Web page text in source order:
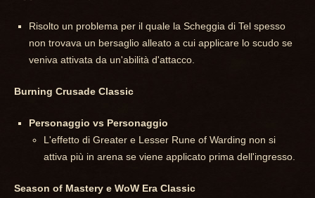
Risolto un problema per il quale la Scheggia di Tel spesso
non trovava un bersaglio alleato a cui applicare lo scudo se
veniva attivata da un'abilità d'attacco.
Burning Crusade Classic
Personaggio vs Personaggio
L'effetto di Greater e Lesser Rune of Warding non si
attiva più in arena se viene applicato prima dell'ingresso.
Season of Mastery e WoW Era Classic